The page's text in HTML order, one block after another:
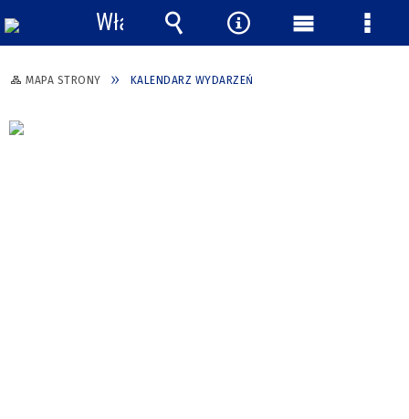
MAPA STRONY KALENDARZ WYDARZEŃ
Włącz
powiadomienia
Wyszukiwarka
Narzędzia
Menu Menu